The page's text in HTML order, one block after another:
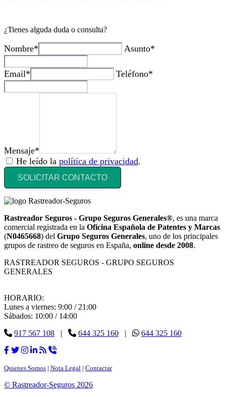
¿Tienes alguda duda o consulta?
Nombre* Asunto*
Email* Teléfono*
Mensaje*
He leído la política de privacidad.
SOLICITAR CONTACTO
Rastreador Seguros - Grupo Seguros Generales®, es una marca
comercial registrada en la Oficina Española de Patentes y Marcas
(N0465668) del Grupo Seguros Generales, uno de los principales
grupos de rastreo de seguros en España, online desde 2008.
RASTREADOR SEGUROS - GRUPO SEGUROS
GENERALES
HORARIO:
Lunes a viernes: 9:00 / 21:00
Sábados: 10:00 / 14:00
917 567 108 | 644 325 160 | 644 325 160
Quienes Somos | Nota Legal | Contactar
© Rastreador-Seguros 2026